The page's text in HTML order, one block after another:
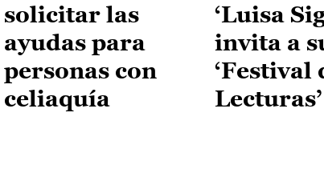
solicitar las
ayudas para
personas con
celiaquía
‘Luisa
invita a
‘Festival
Lecturas’